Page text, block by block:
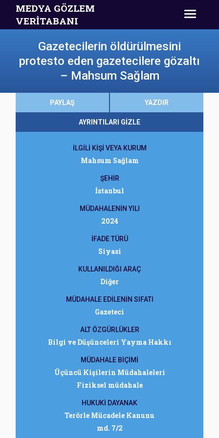
MEDYA GÖZLEM
VERİTABANI
Gazetecilerin öldürülmesini
protesto eden gazetecilere gözaltı
– Mahsum Sağlam
PAYLAŞ YAZDIR
AYRINTILARI GİZLE
İLGİLİ KİŞİ VEYA KURUM
Mahsum Sağlam
ŞEHİR
İstanbul
MÜDAHALENİN YILI
2024
İFADE TÜRÜ
Siyasi
KULLANILDIĞI ARAÇ
Diğer
MÜDAHALE EDİLENİN SIFATI
Gazeteci
ALT ÖZGÜRLÜKLER
Bilgi ve Düşünceleri Yayma Hakkı
MÜDAHALE BİÇİMİ
Üçüncü Kişilerin Müdahaleleri
Fiziksel müdahale
HUKUKİ DAYANAK
Terörle Mücadele Kanunu
md. 7/2